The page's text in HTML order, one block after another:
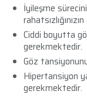
İyileşme
Ciddi boyutta
gerekmektedir.
Göz
Hipertansiyon
gerekmektedir.